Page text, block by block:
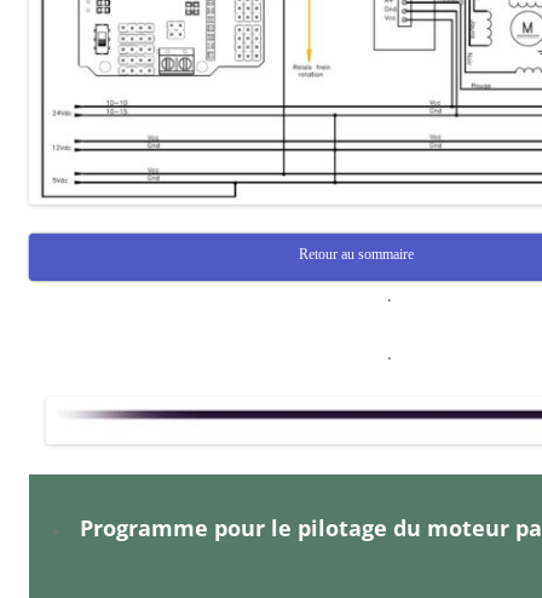
Retour au sommaire
.
.
Programme pour le pilotage du moteur